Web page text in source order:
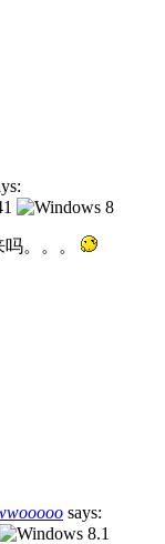
。。。
says: